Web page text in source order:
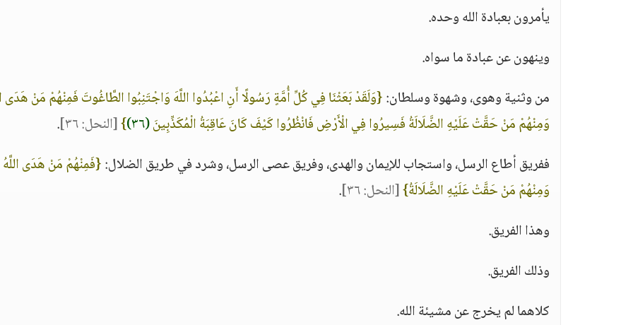
يأمرون بعبادة الله وحده.
وينهون عن عبادة ما سواه.
من وثنية وهوى، وشهوة وسلطان:{وَلَقَدْ بَعَثْنَا فِي كُلِّ أُمَّةٍ رَسُولًا أَنِ اعْبُدُوا اللَّهَ وَاجْتَنِبُوا الطَّاغُوتَ فَمِنْهُمْ مَنْ هَدَى
وَمِنْهُمْ مَنْ حَقَّتْ عَلَيْهِ الضَّلَالَةُ فَسِيرُوا فِي الْأَرْضِ فَانْظُرُوا كَيْفَ كَانَ عَاقِبَةُ الْمُكَذِّبِينَ(٣٦) }[النحل: ٣٦]
.
ففريق أطاع الرسل، واستجاب للإيمان والهدى، وفريق عصى الرسل، وشرد في طريق الضلال:{فَمِنْهُمْ مَنْ هَدَى اللَّهُ
وَمِنْهُمْ مَنْ حَقَّتْ عَلَيْهِ الضَّلَالَةُ}[النحل: ٣٦]
.
وهذا الفريق.
وذلك الفريق.
كلاهما لم يخرج عن مشيئة الله.